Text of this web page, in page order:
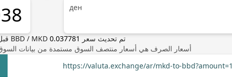
ден
تم تحديث سعر BBD/ MKD 0.037781
أسعار الصرف هي أسعار منتصف السوق مستمدة من بيانات السوق
https://valuta.exchange/ar/mkd-to-bbd?amount=1